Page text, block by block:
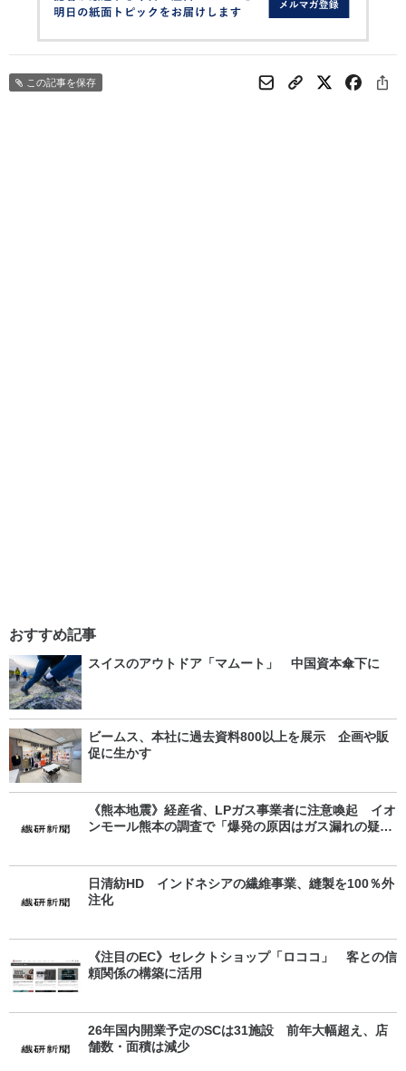
この記事を保存
おすすめ記事
スイスのアウトドア「マムート」 中国資本傘下に
ビームス、本社に過去資料800以上を展示 企画や販
促に生かす
《熊本地震》経産省、LPガス事業者に注意喚起 イオ
ンモール熊本の調査で「爆発の原因はガス漏れの疑
日清紡HD インドネシアの繊維事業、縫製を100％外
注化
《注目のEC》セレクトショップ「ロココ」 客との信
頼関係の構築に活用
26年国内開業予定のSCは31施設 前年大幅超え、店
舗数・面積は減少